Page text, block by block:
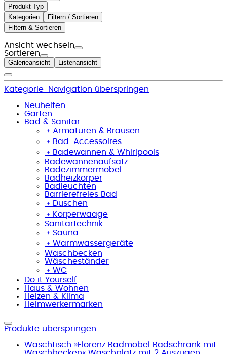
Produkt-Typ
Kategorien
Filtern / Sortieren
Filtern & Sortieren
Ansicht wechseln
Sortieren
Galerieansicht Listenansicht
Kategorie-Navigation überspringen
Neuheiten
Garten
Bad & Sanitär
﹢ Armaturen & Brausen
﹢ Bad-Accessoires
﹢ Badewannen & Whirlpools
Badewannenaufsatz
Badezimmermöbel
Badheizkörper
Badleuchten
Barrierefreies Bad
﹢ Duschen
﹢ Körperwaage
Sanitärtechnik
﹢ Sauna
﹢ Warmwassergeräte
Waschbecken
Wäscheständer
﹢ WC
Do it Yourself
Haus & Wohnen
Heizen & Klima
Heimwerkermarken
Produkte überspringen
Waschtisch »Florenz Badmöbel Badschrank mit